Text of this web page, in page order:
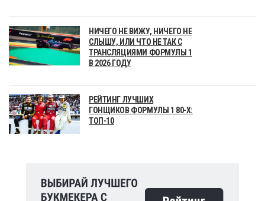
НИЧЕГО НЕ ВИЖУ, НИЧЕГО НЕ
СЛЫШУ, ИЛИ ЧТО НЕ ТАК С
ТРАНСЛЯЦИЯМИ ФОРМУЛЫ 1
В 2026 ГОДУ
РЕЙТИНГ ЛУЧШИХ
ГОНЩИКОВ ФОРМУЛЫ 1 80-Х:
ТОП-10